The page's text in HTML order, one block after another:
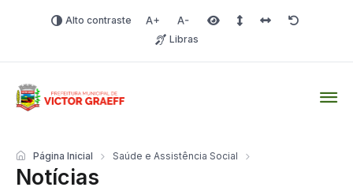
Alto contraste Aumentar fonte
Diminuir fonteÁrea selecionada
Espaçamento de linha
Espaço dos
Redefinir
Libras
Notícias
Página Inicial Saúde e Assistência Social